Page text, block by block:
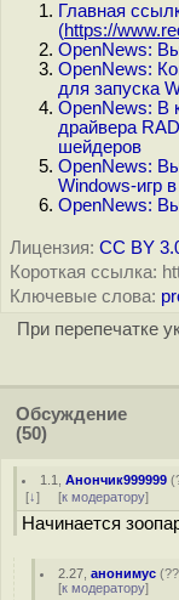
Главная
(https://
OpenNews:
OpenNews:
для запуска
OpenNews: В
драйвера
шейдеров
OpenNews:
Windows-игр
OpenNews:
Лицензия: CC BY
Короткая ссылка:
Ключевые слова:
При перепечатке
Обсуждение
(50)
1.1 ,Анончик999999 (
[↓] [к модератору]
Начинается
2.27 ,анонимус (??
[к модератору]